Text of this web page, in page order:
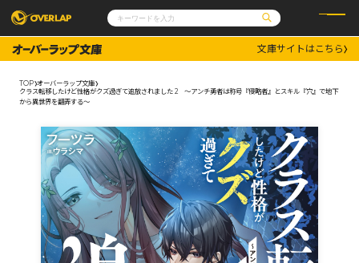
コミックガルド
コミッククリエ
LiQulle
ラブパルフェ
ノベルス
ノベルスf
ポケットモンスター
アニメ
ゲーム
オーバーラップ広報室
企業
会社概要
採用情報
アクセス
オーバーラップホールディングス
お問い合わせはこちら
オーバーラップ文庫
オーバーラップノベルス
文庫サイトはこちら
TOP オーバーラップ文庫
クラス転移したけど性格がクズ過ぎて追放されました 2 ～アンチ勇者は称号『侵略者』とスキル『穴』で地下
から異世界を翻弄する～